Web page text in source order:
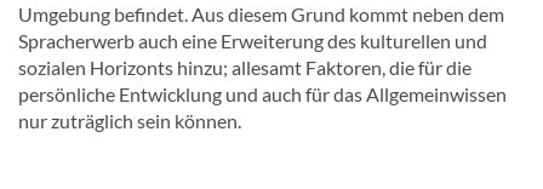
Umgebung befindet. Aus diesem Grund kommt neben dem
Spracherwerb auch eine Erweiterung des kulturellen und
sozialen Horizonts hinzu; allesamt Faktoren, die für die
persönliche Entwicklung und auch für das Allgemeinwissen
nur zuträglich sein können.